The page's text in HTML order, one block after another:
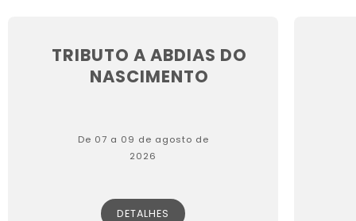
TRIBUTO A ABDIAS DO
NASCIMENTO
De 07 a 09 de agosto de
2026
DETALHES